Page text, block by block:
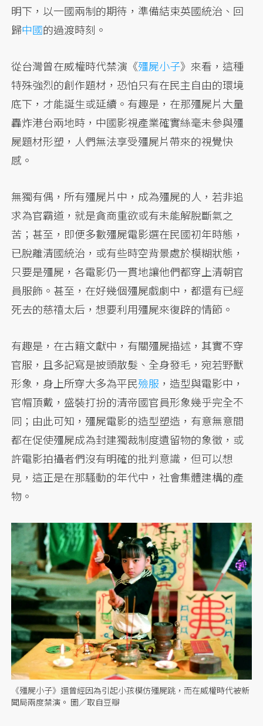
明下，以一國兩制的期待，準備結束英國統治、回
歸中國的過渡時刻。
從台灣曾在威權時代禁演《殭屍小子》來看，這種
特殊強烈的創作題材，恐怕只有在民主自由的環境
底下，才能誕生或延續。有趣是，在那殭屍片大量
轟炸港台兩地時，中國影視產業確實絲毫未參與殭
屍題材形塑，人們無法享受殭屍片帶來的視覺快
感。
無獨有偶，所有殭屍片中，成為殭屍的人，若非追
求為官霸道，就是貪商重欲或有未能解脫斷氣之
苦；甚至，即便多數殭屍電影選在民國初年時態，
已脫離清國統治，或有些時空背景處於模糊狀態，
只要是殭屍，各電影仍一貫地讓他們都穿上清朝官
員服飾。甚至，在好幾個殭屍戲劇中，都還有已經
死去的慈禧太后，想要利用殭屍來復辟的情節。
有趣是，在古籍文獻中，有關殭屍描述，其實不穿
官服，且多記寫是披頭散髮、全身發毛，宛若野獸
形象，身上所穿大多為平民殮服 ，造型與電影中，
官帽頂戴，盛裝打扮的清帝國官員形象幾乎完全不
同；由此可知，殭屍電影的造型塑造，有意無意間
都在促使殭屍成為封建獨裁制度遺留物的象徵，或
許電影拍攝者們沒有明確的批判意識，但可以想
見，這正是在那騷動的年代中，社會集體建構的產
物。
《殭屍小子》還曾經因為引起小孩模仿殭屍跳，而在威權時代被新
聞局兩度禁演。 圖／取自豆瓣